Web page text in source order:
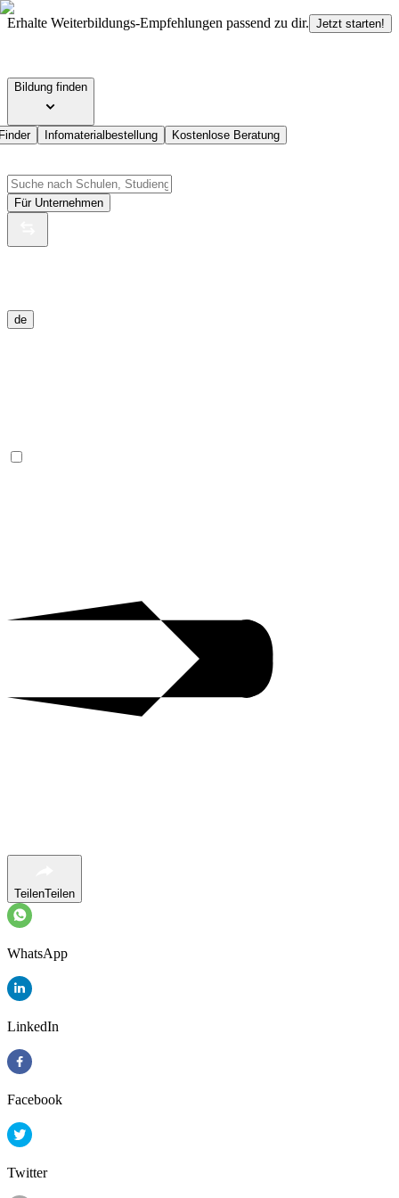
Erhalte Weiterbildungs-Empfehlungen passend zu dir. Jetzt starten!
Bildung finden
Infomaterialbestellung Kostenlose Beratung
Für Unternehmen
de
TeilenTeilen
WhatsApp
LinkedIn
Facebook
Twitter